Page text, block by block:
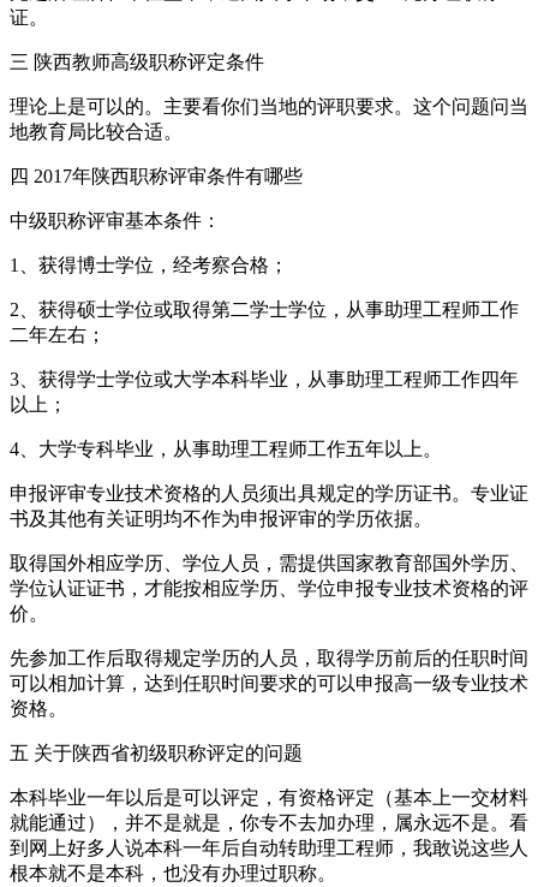
证。
三 陕西教师高级职称评定条件
理论上是可以的。主要看你们当地的评职要求。这个问题问当
地教育局比较合适。
四 2017年陕西职称评审条件有哪些
中级职称评审基本条件：
1、获得博士学位，经考察合格；
2、获得硕士学位或取得第二学士学位，从事助理工程师工作
二年左右；
3、获得学士学位或大学本科毕业，从事助理工程师工作四年
以上；
4、大学专科毕业，从事助理工程师工作五年以上。
申报评审专业技术资格的人员须出具规定的学历证书。专业证
书及其他有关证明均不作为申报评审的学历依据。
取得国外相应学历、学位人员，需提供国家教育部国外学历、
学位认证证书，才能按相应学历、学位申报专业技术资格的评
价。
先参加工作后取得规定学历的人员，取得学历前后的任职时间
可以相加计算，达到任职时间要求的可以申报高一级专业技术
资格。
五 关于陕西省初级职称评定的问题
本科毕业一年以后是可以评定，有资格评定（基本上一交材料
就能通过），并不是就是，你专不去加办理，属永远不是。看
到网上好多人说本科一年后自动转助理工程师，我敢说这些人
根本就不是本科，也没有办理过职称。